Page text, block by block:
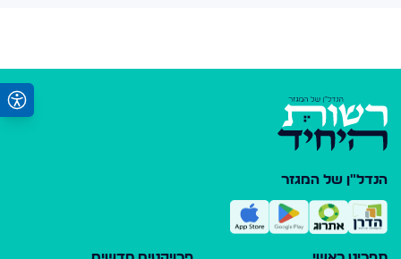
הנדל"ן של המגזר